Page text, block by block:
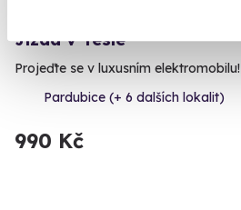
Jízda v Tesle
Projeďte se v luxusním elektromobilu!
Pardubice (+ 6 dalších lokalit)
990 Kč